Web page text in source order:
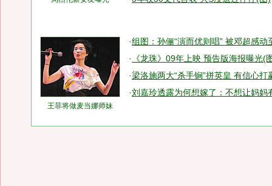
王菲将做麦当娜师妹
·组图：孙俪“演而优则唱” 被邓超感动
·
《龙珠》09年上映 预告版海报曝光(
·梁洛施两大“杀手锏”拼英皇 有信心打
·刘嘉玲透露为何想嫁了：不想让妈妈